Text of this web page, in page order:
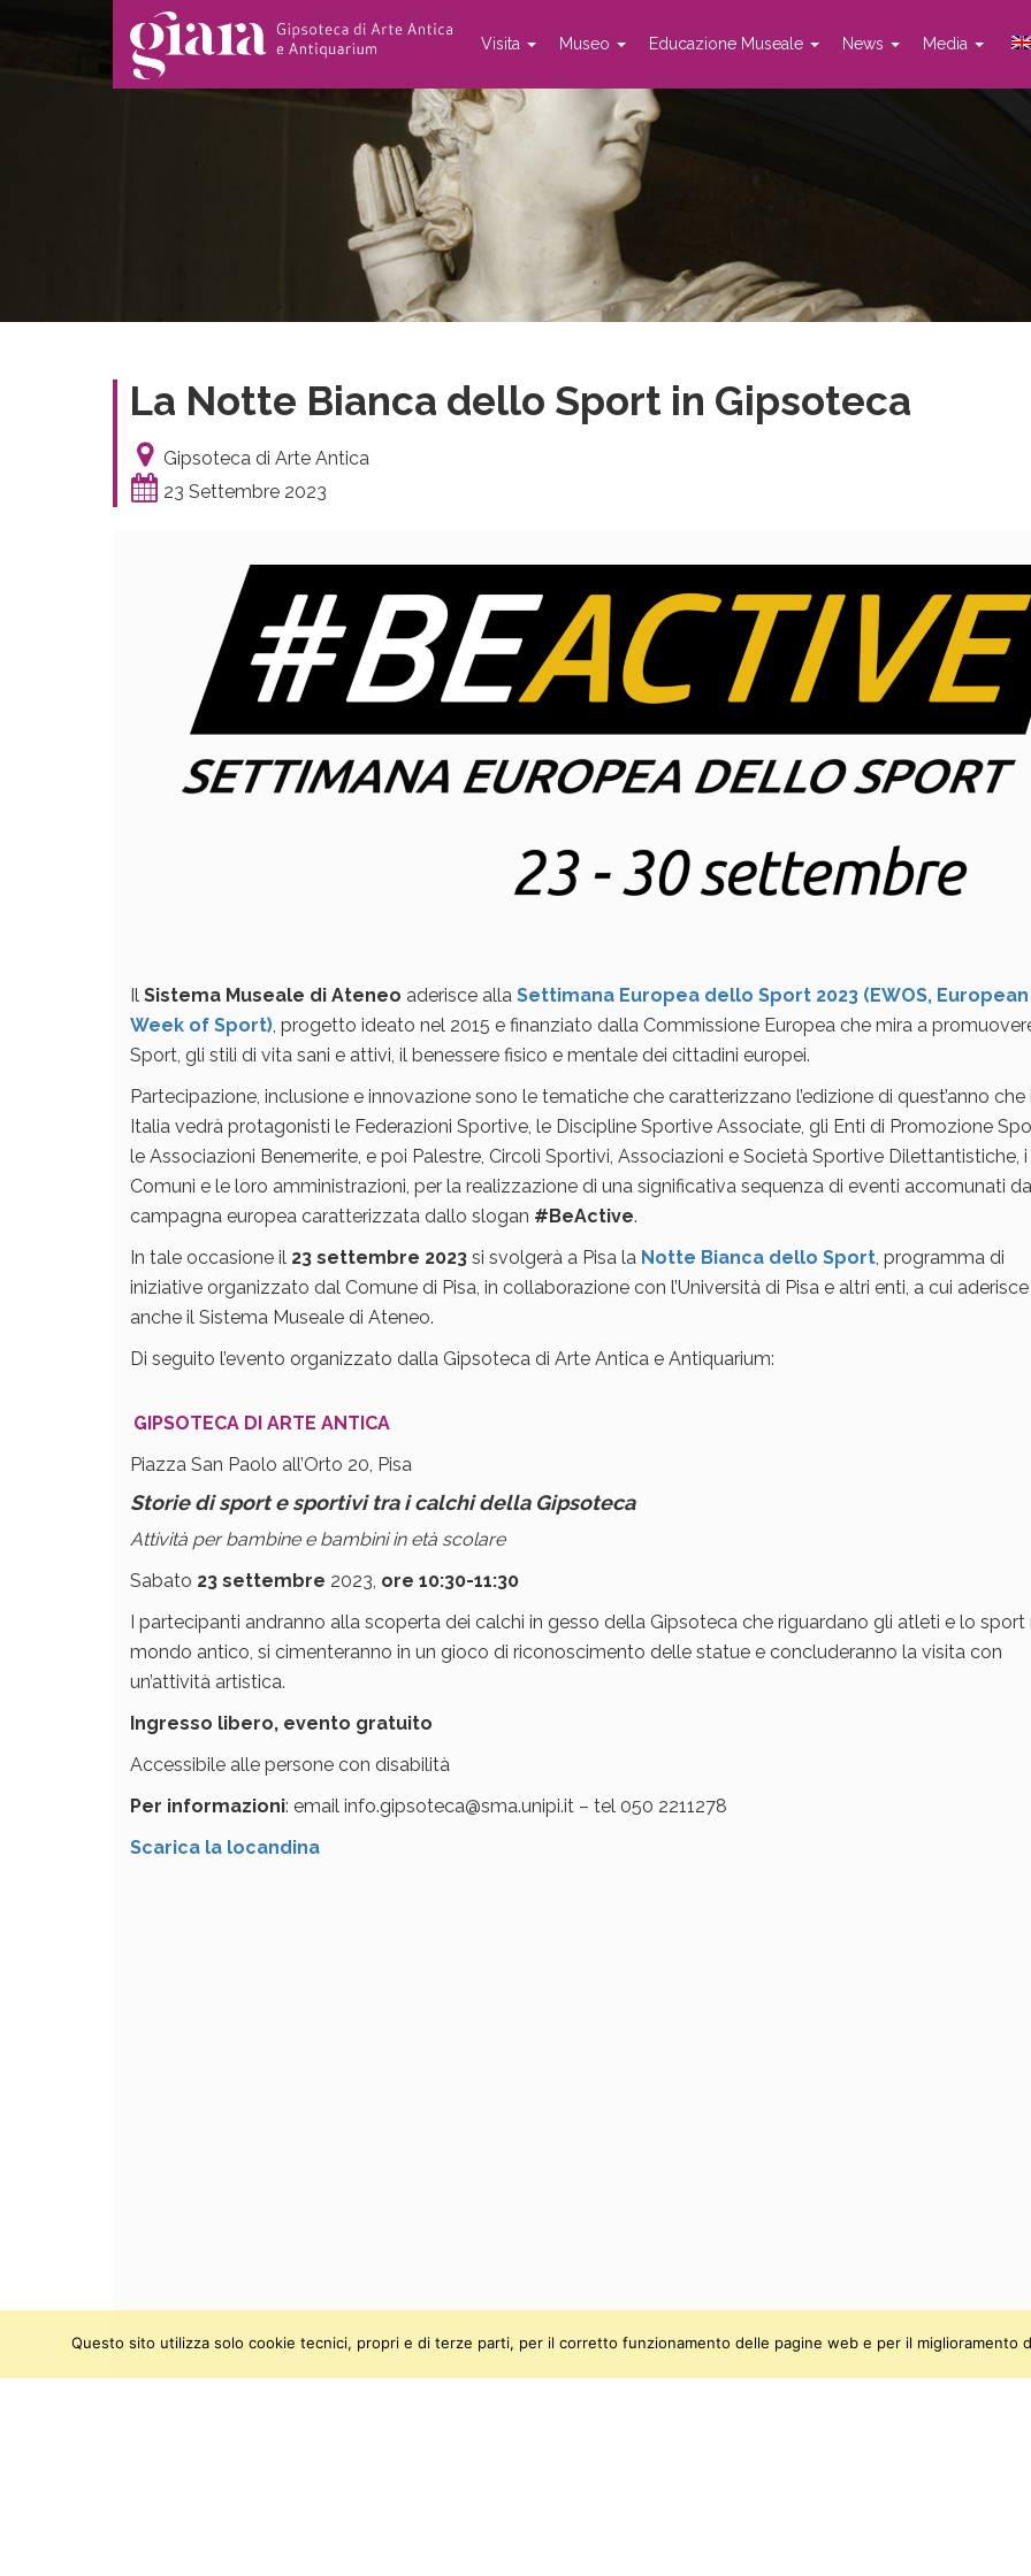
Visita Museo Educazione Museale News Media
La Notte Bianca dello Sport in Gipsoteca
Gipsoteca di Arte Antica
23 Settembre 2023
Il Sistema Museale di Ateneo aderisce alla Settimana Europea dello Sport 2023 (EWOS, European
Week of Sport), progetto ideato nel 2015 e finanziato dalla Commissione Europea che mira a
Sport, gli stili di vita sani e attivi, il benessere fisico e mentale dei cittadini europei.
Partecipazione, inclusione e innovazione sono le tematiche che caratterizzano l’edizione di quest’anno che
Italia vedrà protagonisti le Federazioni Sportive, le Discipline Sportive Associate, gli Enti di Promozione
le Associazioni Benemerite, e poi Palestre, Circoli Sportivi, Associazioni e Società Sportive Dilettantistiche, i
Comuni e le loro amministrazioni, per la realizzazione di una significativa sequenza di eventi accomunati
campagna europea caratterizzata dallo slogan #BeActive.
In tale occasione il 23 settembre 2023 si svolgerà a Pisa la Notte Bianca dello Sport, programma di
iniziative organizzato dal Comune di Pisa, in collaborazione con l’Università di Pisa e altri enti, a cui aderisce
anche il Sistema Museale di Ateneo.
Di seguito l’evento organizzato dalla Gipsoteca di Arte Antica e Antiquarium:
GIPSOTECA DI ARTE ANTICA
Piazza San Paolo all’Orto 20, Pisa
Storie di sport e sportivi tra i calchi della Gipsoteca
Attività per bambine e bambini in età scolare
Sabato 23 settembre 2023, ore 10:30-11:30
I partecipanti andranno alla scoperta dei calchi in gesso della Gipsoteca che riguardano gli atleti e lo sport
mondo antico, si cimenteranno in un gioco di riconoscimento delle statue e concluderanno la visita con
un’attività artistica.
Ingresso libero, evento gratuito
Accessibile alle persone con disabilità
Per informazioni: email info.gipsoteca@sma.unipi.it – tel 050 2211278
Scarica la locandina
Questo sito utilizza solo cookie tecnici, propri e di terze parti, per il corretto funzionamento delle pagine web e per il miglioramento